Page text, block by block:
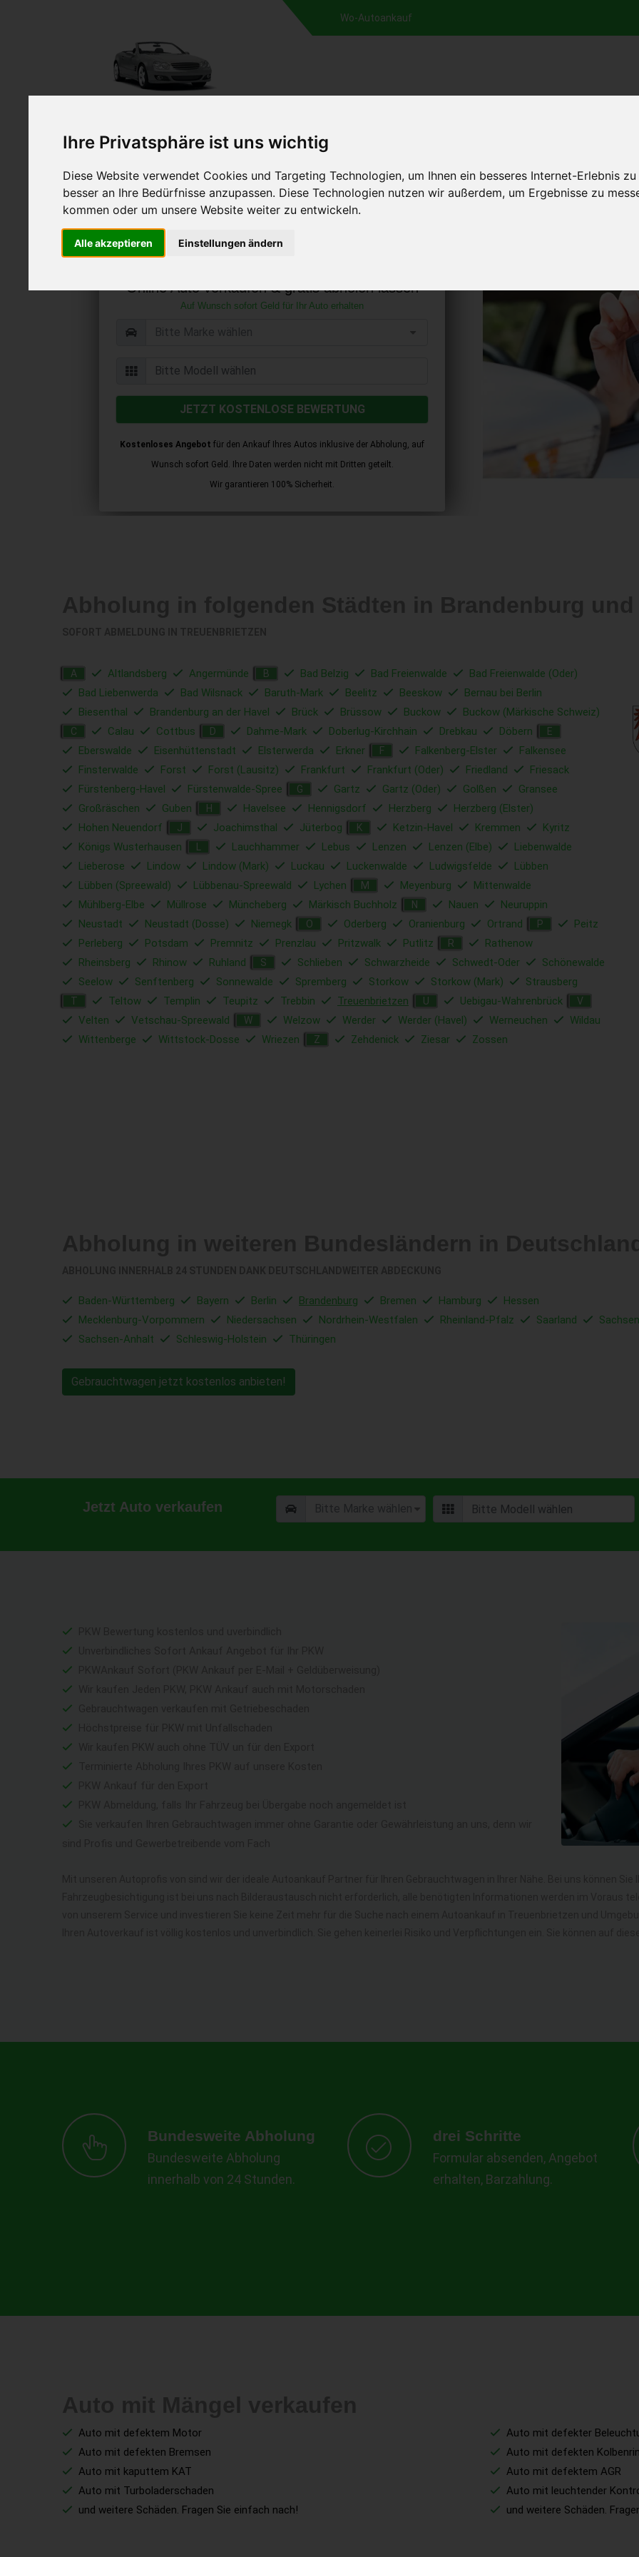
Ihre Privatsphäre ist uns wichtig
Diese Website verwendet Cookies und Targeting Technologien, um Ihnen ein besseres Internet-Erlebnis
besser an Ihre Bedürfnisse anzupassen. Diese Technologien nutzen wir außerdem, um Ergebnisse zu
kommen oder um unsere Website weiter zu entwickeln.
Alle akzeptieren Einstellungen ändern
Wo-Autoankauf
HOME AUTOANKAUF
Autoankauf in Treuenbrietzen
Online Auto verkaufen & gratis abholen lassen
Auf Wunsch sofort Geld für Ihr Auto erhalten
JETZT KOSTENLOSE BEWERTUNG
Kostenloses Angebot für den Ankauf Ihres Autos inklusive der Abholung, auf
Wunsch sofort Geld. Ihre Daten werden nicht mit Dritten geteilt.
Wir garantieren 100% Sicherheit.
A Altlandsberg Angermünde B Bad Belzig Bad Freienwalde
Bad Freienwalde (Oder)
Bad Liebenwerda
Bad Wilsnack Baruth-Mark Beelitz Beeskow
Bernau bei Berlin
Biesenthal
Brandenburg an der Havel Brück Brüssow Buckow Buckow (Märkische Schweiz)
C Calau Cottbus D Dahme-Mark Doberlug-Kirchhain Drebkau Döbern E
Eberswalde Eisenhüttenstadt Elsterwerda Erkner F Falkenberg-Elster
Falkensee
Finsterwalde
Forst Forst (Lausitz) Frankfurt Frankfurt (Oder) Friedland
Friesack
Fürstenberg-Havel
Fürstenwalde-Spree G Gartz Gartz (Oder) Golßen
Gransee
Großräschen
Guben H Havelsee Hennigsdorf Herzberg
Herzberg (Elster)
Hohen Neuendorf
J Joachimsthal Jüterbog K Ketzin-Havel Kremmen
Kyritz
Königs Wusterhausen
Lauchhammer Lebus Lenzen Lenzen (Elbe)
Liebenwalde
Lieberose
Lindow Lindow (Mark) Luckau Luckenwalde Ludwigsfelde
Lübben
Lübben (Spreewald)
Lübbenau-Spreewald Lychen M Meyenburg
Mittenwalde
Mühlberg-Elbe
Müllrose Müncheberg Märkisch Buchholz N Nauen
Neuruppin
Neustadt
Neustadt (Dosse) Niemegk O Oderberg Oranienburg Ortrand P
Peitz
Perleberg
Potsdam Premnitz Prenzlau Pritzwalk Putlitz R
Rathenow
Rheinsberg
Rhinow Ruhland S Schlieben Schwarzheide Schwedt-Oder
Schönewalde
Seelow
Senftenberg Sonnewalde Spremberg Storkow Storkow (Mark) Strausberg
T Teltow Templin Teupitz Trebbin Treuenbrietzen U Uebigau-Wahrenbrück V
Velten Vetschau-Spreewald W Welzow Werder Werder (Havel) Werneuchen
Wildau
Wittenberge
Wittstock-Dosse Wriezen Z Zehdenick Ziesar Zossen
Baden-Württemberg Bayern Berlin Brandenburg Bremen Hamburg
Hessen
Mecklenburg-Vorpommern
Niedersachsen Nordrhein-Westfalen Rheinland-Pfalz Saarland
Sachsen
Sachsen-Anhalt
Schleswig-Holstein Thüringen
Gebrauchtwagen jetzt kostenlos anbieten!
Jetzt Auto verkaufen
Bundesweite Abholung
Bundesweite Abholung
innerhalb von 24 Stunden.
drei Schritte
Formular absenden, Angebot
erhalten, Barzahlung.
Auto mit defektem Motor
Auto mit defekten Bremsen
Auto mit kaputtem KAT
Auto mit Turboladerschaden
und weitere Schäden. Fragen Sie einfach nach!
Auto mit defekter
Auto mit defekten
Auto mit defektem AGR
Auto mit leuchtender
und weitere Schäden.